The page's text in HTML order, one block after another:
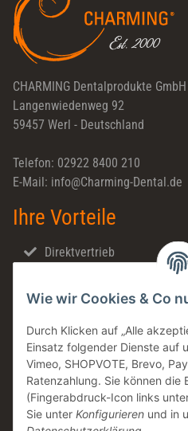
Wie wir Cookies & Co
Durch Klicken auf „Alle
Einsatz folgender Dienste auf
Vimeo, SHOPVOTE, Brevo,
Ratenzahlung. Sie können die
(Fingerabdruck-Icon links
Sie unter Konfigurieren und in
CHARMING Dentalprodukte GmbH
Langenwiedenweg 92
59457 Werl - Deutschland
Telefon: 02922 8400 210
E-Mail: info@Charming-Dental.de
Ihre Vorteile
Direktvertrieb
Made in Germany
Familienunternehmen
Zahntechnische Beratung
DE & AT
Informationen